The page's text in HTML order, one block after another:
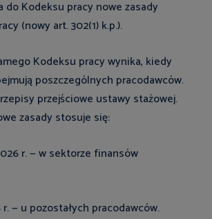
do Kodeksu pracy nowe zasady
(nowy art. 302(1) k.p.).
Kodeksu pracy wynika, kiedy
poszczególnych pracodawców.
przejściowe ustawy stażowej.
zasady stosuje się:
r. — w sektorze finansów
— u pozostałych pracodawców.